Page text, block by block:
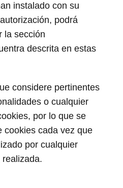
instalado con su
podrá
la sección
descrita en estas
considere pertinentes
o cualquier
por lo que se
cookies cada vez que
por cualquier